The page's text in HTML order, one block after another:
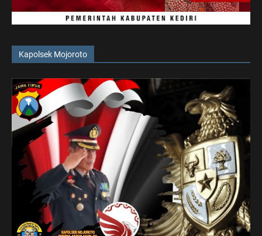
Kapolsek Mojoroto